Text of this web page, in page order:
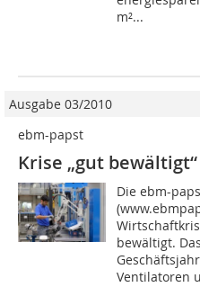
m²...
Ausgabe 03/2010
ebm-papst
Krise „gut bewältigt“
Die ebm-
bewältigt.
Ventilatoren